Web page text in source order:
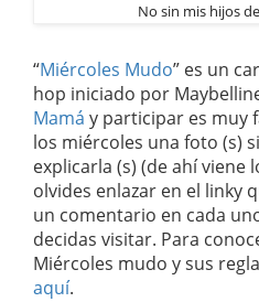
No sin mis hijos
“Miércoles Mudo” es un
hop iniciado por
Mamá y participar es muy
los miércoles una foto (s)
explicarla (s) (de ahí viene
olvides enlazar en el linky
un comentario en cada
decidas visitar. Para
Miércoles mudo y sus
aquí.